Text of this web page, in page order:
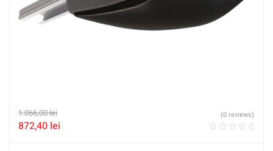
1.066,00lei
872,40 lei
(0 reviews)